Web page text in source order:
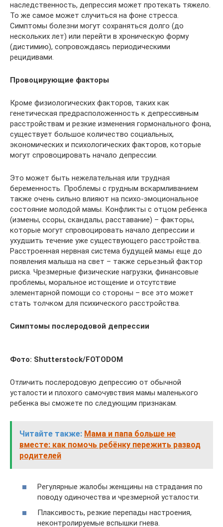
наследственность, депрессия может протекать тяжело.
То же самое может случиться на фоне стресса.
Симптомы болезни могут сохраняться долго (до
нескольких лет) или перейти в хроническую форму
(дистимию), сопровождаясь периодическими
рецидивами.
Провоцирующие факторы
Кроме физиологических факторов, таких как
генетическая предрасположенность к депрессивным
расстройствам и резкие изменения гормонального фона,
существует большое количество социальных,
экономических и психологических факторов, которые
могут спровоцировать начало депрессии.
Это может быть нежелательная или трудная
беременность. Проблемы с грудным вскармливанием
также очень сильно влияют на психо-эмоциональное
состояние молодой мамы. Конфликты с отцом ребенка
(измены, ссоры, скандалы, расставание) – факторы,
которые могут спровоцировать начало депрессии и
ухудшить течение уже существующего расстройства.
Расстроенная нервная система будущей мамы еще до
появления малыша на свет – также серьезный фактор
риска. Чрезмерные физические нагрузки, финансовые
проблемы, моральное истощение и отсутствие
элементарной помощи со стороны – все это может
стать толчком для психического расстройства.
Симптомы послеродовой депрессии
Фото: Shutterstock/FOTODOM
Отличить послеродовую депрессию от обычной
усталости и плохого самочувствия мамы маленького
ребенка вы сможете по следующим признакам.
Читайте также: Мама и папа больше не
вместе: как помочь ребёнку пережить развод
родителей
Регулярные жалобы женщины на страдания по
поводу одиночества и чрезмерной усталости.
Плаксивость, резкие перепады настроения,
неконтролируемые вспышки гнева.